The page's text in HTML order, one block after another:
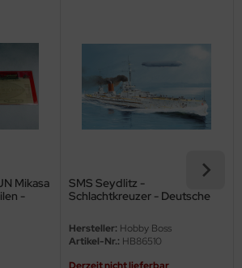
Mikasa
-
SMS Seydlitz -
Schlachtkreuzer - Deutsche
Hersteller: Hobby Boss
Artikel-Nr.: HB86510